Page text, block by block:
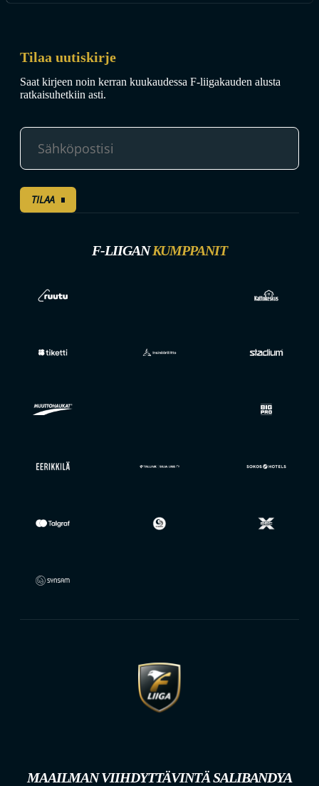
Tilaa uutiskirje
Saat kirjeen noin kerran kuukaudessa F-liigakauden alusta
ratkaisuhetkiin asti.
TILAA
F-LIIGANKUMPPANIT
MAAILMAN VIIHDYTTÄVINTÄ SALIBANDYA